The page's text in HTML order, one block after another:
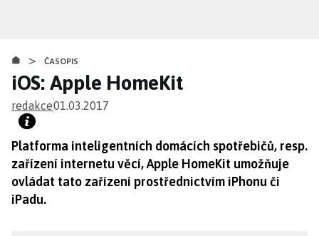
obsahu
> ČASOPIS
iOS: Apple HomeKit
redakce01.03.2017
Platforma inteligentních domácích spotřebičů, resp.
zařízení internetu věcí, Apple HomeKit umožňuje
ovládat tato zařízení prostřednictvím iPhonu či
iPadu.